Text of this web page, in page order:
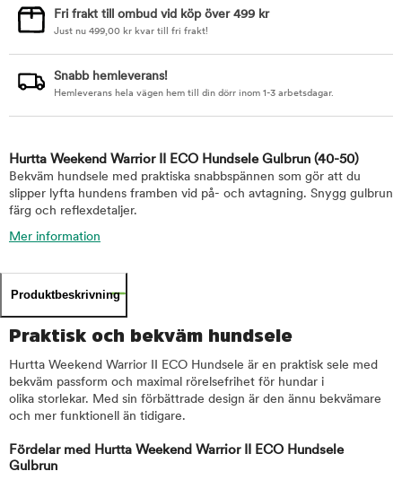
Fri frakt till ombud vid köp över 499 kr
Just nu 499,00 kr kvar till fri frakt!
Snabb hemleverans!
Hemleverans hela vägen hem till din dörr inom 1-3 arbetsdagar.
Hurtta Weekend Warrior II ECO Hundsele Gulbrun (40-50)
Bekväm hundsele med praktiska snabbspännen som gör att du
slipper lyfta hundens framben vid på- och avtagning. Snygg gulbrun
färg och reflexdetaljer.
Mer information
Produktbeskrivning
Praktisk och bekväm hundsele
Hurtta Weekend Warrior II ECO Hundsele är en praktisk sele med
bekväm passform och maximal rörelsefrihet för hundar i
olika storlekar. Med sin förbättrade design är den ännu bekvämare
och mer funktionell än tidigare.
Fördelar med Hurtta Weekend Warrior II ECO Hundsele
Gulbrun